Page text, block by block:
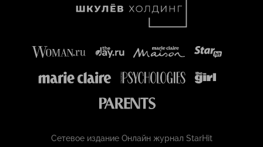
Сетевое издание Онлайн журнал StarHit